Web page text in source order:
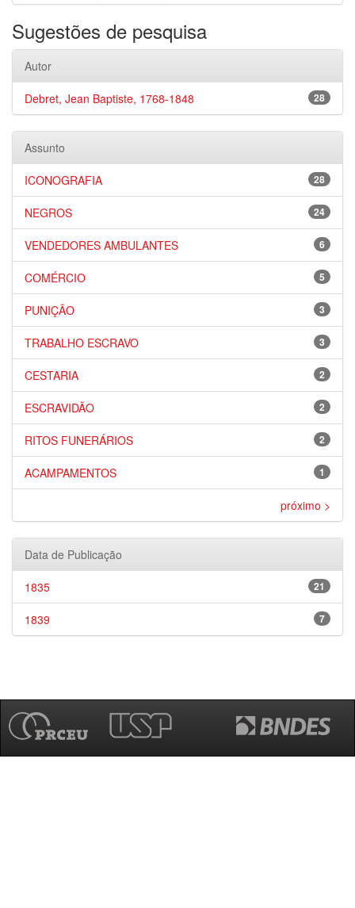
Sugestões de pesquisa
Autor
28
Debret, Jean Baptiste, 1768-1848
Assunto
28
ICONOGRAFIA
24
NEGROS
6
VENDEDORES AMBULANTES
5
COMÉRCIO
3
PUNIÇÃO
3
TRABALHO ESCRAVO
2
CESTARIA
2
ESCRAVIDÃO
2
RITOS FUNERÁRIOS
1
ACAMPAMENTOS
próximo >
Data de Publicação
21
1835
7
1839